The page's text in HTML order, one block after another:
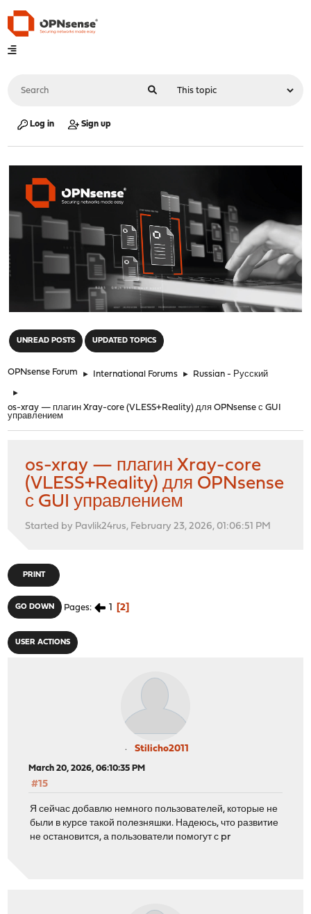
Log in Sign up
UNREAD POSTS UPDATED TOPICS
OPNsense Forum ► International Forums ► Russian - Русский
►
os-xray — плагин Xray-core (VLESS+Reality) для OPNsense с GUI
управлением
os-xray — плагин Xray-core
(VLESS+Reality) для OPNsense
с GUI управлением
Started by Pavlik24rus, February 23, 2026, 01:06:51 PM
PRINT
GO DOWN Pages 1 2
USER ACTIONS
Stilicho2011
March 20, 2026, 06:10:35 PM
#15
Я сейчас добавлю немного пользователей, которые не
были в курсе такой полезняшки. Надеюсь, что развитие
не остановится, а пользователи помогут с pr